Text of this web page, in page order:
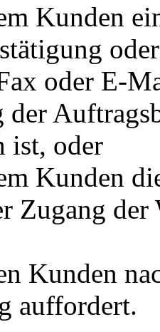
Kunden
oder E-
der
ist, oder
Kunden
Zugang
Kunden
auffordert.